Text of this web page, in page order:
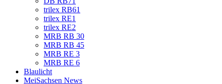
trilex RB61
trilex RE1
trilex RE2
MRB RB 30
MRB RB 45
MRB RE 3
MRB RE 6
Blaulicht
MeiSachsen News